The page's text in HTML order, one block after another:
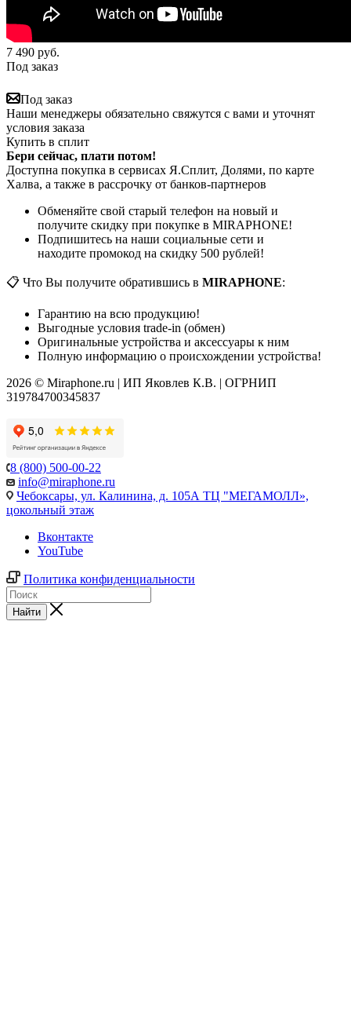
7 490 руб.
Под заказ
Под заказ
Наши менеджеры обязательно свяжутся с вами и уточнят
условия заказа
Купить в сплит
Бери сейчас, плати потом!
Доступна покупка в сервисах Я.Сплит, Долями, по карте
Халва, а также в рассрочку от банков-партнеров
Обменяйте свой старый телефон на новый и
получите скидку при покупке в MIRAPHONE!
Подпишитесь на наши социальные сети и
находите промокод на скидку 500 рублей!
📋 Что Вы получите обратившись в MIRAPHONE:
Гарантию на всю продукцию!
Выгодные условия trade-in (обмен)
Оригинальные устройства и аксессуары к ним
Полную информацию о происхождении устройства!
2026 © Miraphone.ru | ИП Яковлев К.В. | ОГРНИП
319784700345837
8 (800) 500-00-22
info@miraphone.ru
Чебоксары, ул. Калинина, д. 105А ТЦ "МЕГАМОЛЛ»,
цокольный этаж
Вконтакте
YouTube
Политика конфиденциальности
Найти